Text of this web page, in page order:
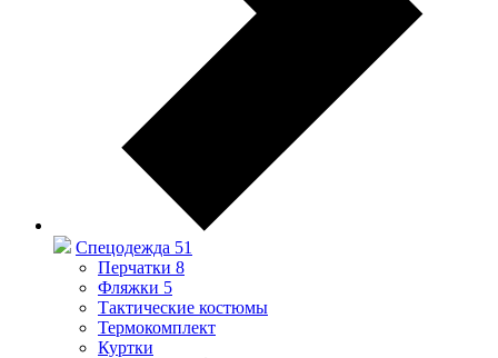
Спецодежда 51
Перчатки 8
Фляжки 5
Тактические костюмы
Термокомплект
Куртки